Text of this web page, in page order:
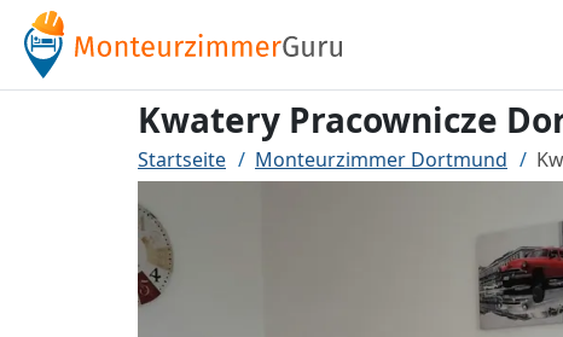
Kwatery Pracownicze
Startseite Monteurzimmer Dortmund